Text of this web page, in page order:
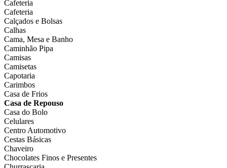
Cafeteria
Cafeteria
Calçados e Bolsas
Calhas
Cama, Mesa e Banho
Caminhão Pipa
Camisas
Camisetas
Capotaria
Carimbos
Casa de Frios
Casa de Repouso
Casa do Bolo
Celulares
Centro Automotivo
Cestas Básicas
Chaveiro
Chocolates Finos e Presentes